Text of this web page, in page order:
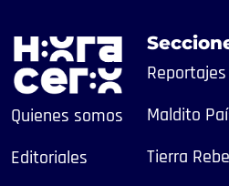
Quienes somos
Editoriales
Reportajes
Maldito
Tierra